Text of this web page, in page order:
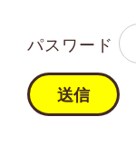
パスワード